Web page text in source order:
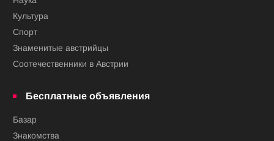
Культура
Спорт
Знаменитые австрийцы
Соотечественники в Австрии
Бесплатные объявления
Базар
Знакомства